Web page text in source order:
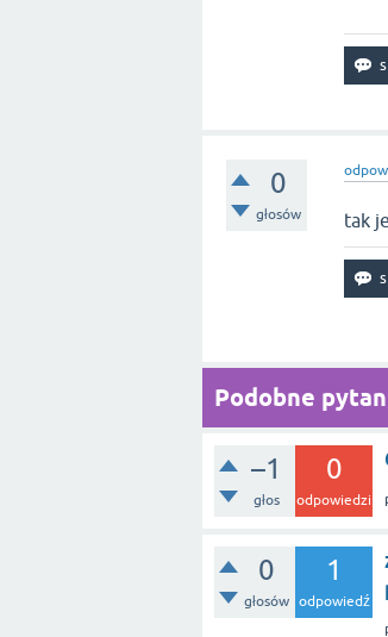
0
głosów tak
Podobne
–1
głos
0
odpowiedzi
0
głosów
1
odpowiedź